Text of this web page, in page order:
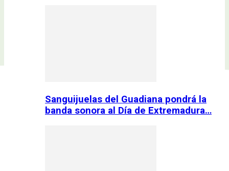
Sanguijuelas del Guadiana pondrá la
banda sonora al Día de Extremadura…